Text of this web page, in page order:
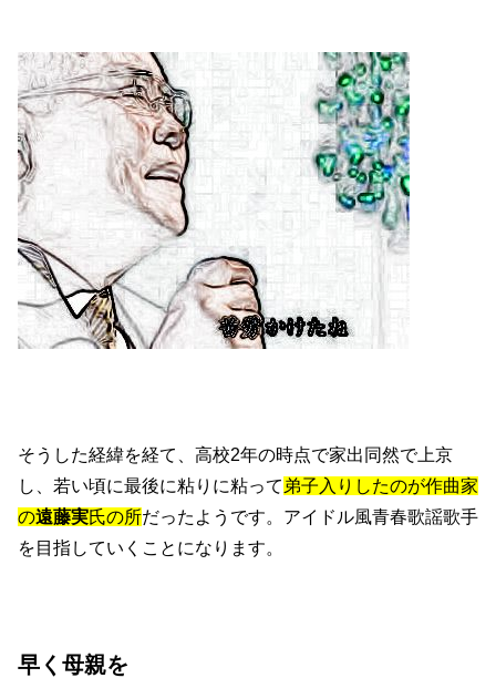
そうした経緯を経て、高校2年の時点で家出同然で上京
し、若い頃に最後に粘りに粘って 弟子入りしたのが作曲家
の遠藤実氏の所だったようです。アイドル風青春歌謡歌手
を目指していくことになります。
早く母親を